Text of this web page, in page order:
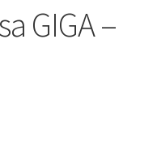
GIGA –